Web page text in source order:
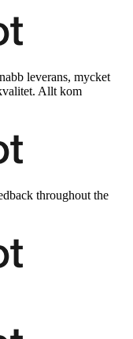
leverans, mycket
Allt kom
throughout the